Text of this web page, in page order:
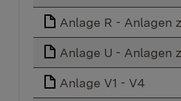
Anlage R - Anlagen
Anlage U - Anlagen
Anlage V1 - V4